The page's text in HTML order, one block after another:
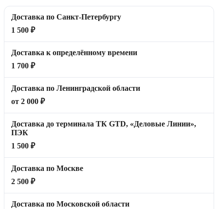
Доставка по Санкт-Петербургу
1 500 ₽
Доставка к определённому времени
1 700 ₽
Доставка по Ленинградской области
от 2 000 ₽
Доставка до терминала ТК GTD, «Деловые Линии»,
ПЭК
1 500 ₽
Доставка по Москве
2 500 ₽
Доставка по Московской области